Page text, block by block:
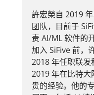
許宏榮自 2019
团队，目前于
责 AI/ML 软件的
加入 SiFive 前，
2018 年任职联发
2019 年在比特大
贵的经验。他的